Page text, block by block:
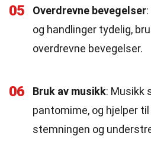
05 Overdrevne bevegelser
og handlinger tydelig,
overdrevne bevegelser.
06 Bruk av musikk: Musikk
pantomime, og hjelper
stemningen og